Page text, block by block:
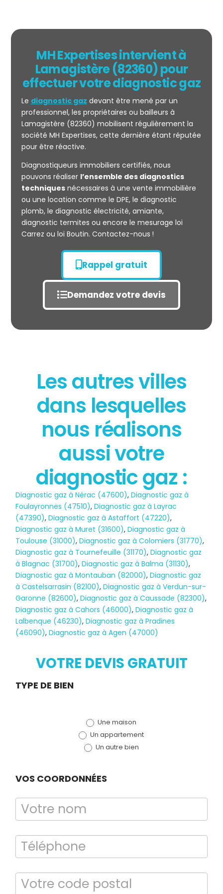
Mesurage
CARREZ
État des risques
POLLUTION
Diagnostic
TERMITES
MH Expertises intervient à
Lamagistère (82360) pour
effectuer votre diagnostic gaz
Le diagnostic gaz devant être mené par un
professionnel, les propriétaires ou bailleurs à
Lamagistère (82360) mobilisent régulièrement la
société MH Expertises, cette dernière étant réputée
pour être réactive.
Diagnostiqueurs immobiliers certifiés, nous
pouvons réaliser l’ensemble des diagnostics
techniquesnécessaires à une vente immobilière
ou une location comme le DPE, le diagnostic
plomb, le diagnostic électricité, amiante,
diagnostic termites ou encore le mesurage loi
Carrez ou loi Boutin. Contactez-nous !
Rappel gratuit
Demandez votre devis
Les autres villes
dans lesquelles
nous réalisons
aussi votre
diagnostic gaz :
Diagnostic gaz à Nérac (47600),Diagnostic gaz à
Foulayronnes (47510),Diagnostic gaz à Layrac
(47390),Diagnostic gaz à Astaffort (47220),
Diagnostic gaz à Muret (31600),Diagnostic gaz à
Toulouse (31000),Diagnostic gaz à Colomiers (31770),
Diagnostic gaz à Tournefeuille (31170),Diagnostic gaz
à Blagnac (31700),Diagnostic gaz à Balma (31130),
Diagnostic gaz à Montauban (82000),Diagnostic gaz
à Castelsarrasin (82100),Diagnostic gaz à Verdun-sur-
Garonne (82600),Diagnostic gaz à Caussade (82300),
Diagnostic gaz à Cahors (46000),Diagnostic gaz à
Lalbenque (46230),Diagnostic gaz à Pradines
(46090),Diagnostic gaz à Agen (47000)
VOTRE DEVIS GRATUIT
Demande
TYPE DE BIEN
Une maison
Un appartement
Un autre bien
VOS COORDONNÉES